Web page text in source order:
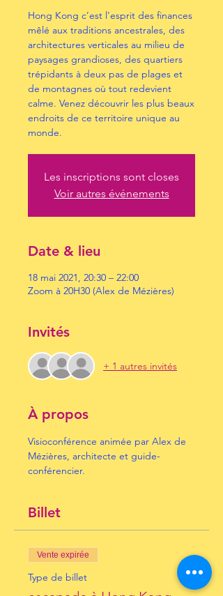
Hong Kong c’est l’esprit des finances
mêlé aux traditions ancestrales, des
architectures verticales au milieu de
paysages grandioses, des quartiers
trépidants à deux pas de plages et
de montagnes où tout redevient
calme. Venez découvrir les plus beaux
endroits de ce territoire unique au
monde.
Les inscriptions sont closes
Voir autres événements
Date & lieu
18 mai 2021, 20:30 – 22:00
Zoom à 20H30 (Alex de Mézières)
Invités
+ 1 autres invités
À propos
Visioconférence animée par Alex de
Mézières, architecte et guide-
conférencier.
Billet
Vente expirée
Type de billet